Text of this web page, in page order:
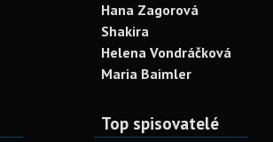
Hana Zagorová
Shakira
Helena Vondráčková
Maria Baimler
Top spisovatelé